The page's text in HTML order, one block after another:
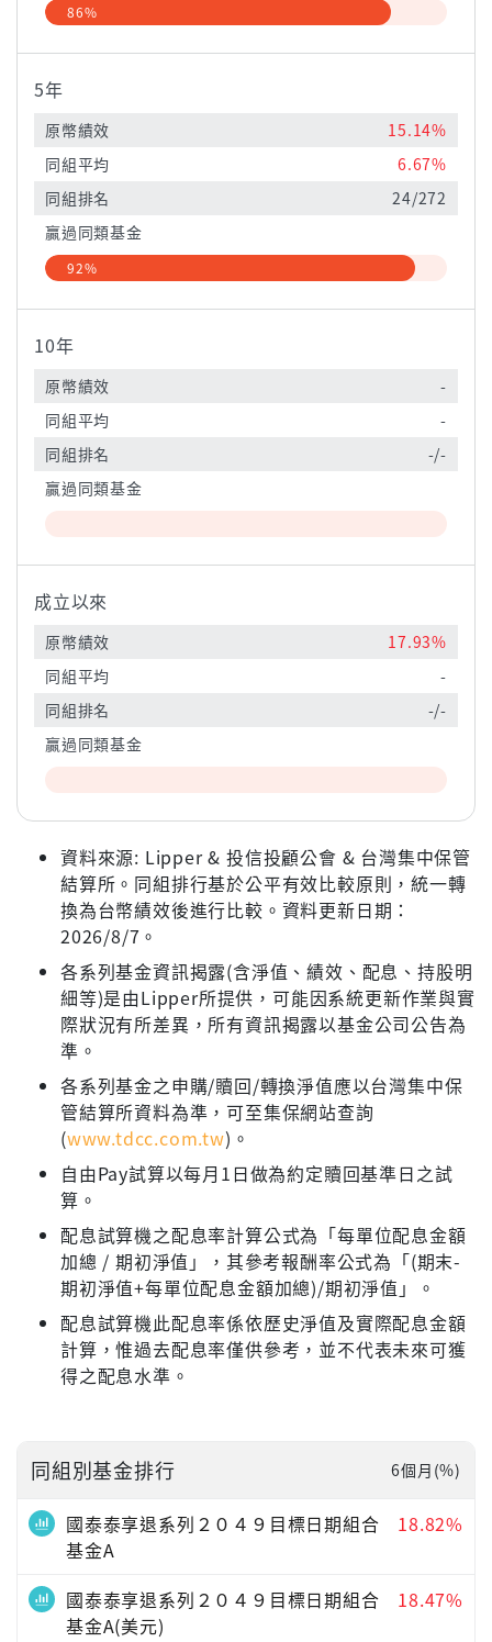
86%
5年
原幣績效
15.14%
同組平均
6.67%
同組排名
24/272
贏過同類基金
92%
10年
原幣績效
-
同組平均
-
同組排名
-/-
贏過同類基金
成立以來
原幣績效
17.93%
同組平均
-
同組排名
-/-
贏過同類基金
資料來源: Lipper & 投信投顧公會 & 台灣集中保管
結算所。同組排行基於公平有效比較原則，統一轉
換為台幣績效後進行比較。資料更新日期：
2026/8/7。
各系列基金資訊揭露(含淨值、績效、配息、持股明
細等)是由Lipper所提供，可能因系統更新作業與實
際狀況有所差異，所有資訊揭露以基金公司公告為
準。
各系列基金之申購/贖回/轉換淨值應以台灣集中保
管結算所資料為準，可至集保網站查詢
(www.tdcc.com.tw)。
自由Pay試算以每月1日做為約定贖回基準日之試
算。
配息試算機之配息率計算公式為「每單位配息金額
加總 / 期初淨值」，其參考報酬率公式為「(期末-
期初淨值+每單位配息金額加總)/期初淨值」。
配息試算機此配息率係依歷史淨值及實際配息金額
計算，惟過去配息率僅供參考，並不代表未來可獲
得之配息水準。
同組別基金排行 6個月(%)
國泰泰享退系列２０４９目標日期組合
基金A
18.82%
國泰泰享退系列２０４９目標日期組合
基金A(美元)
18.47%